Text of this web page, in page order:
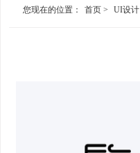
您现在的位置： 首页 > UI设计